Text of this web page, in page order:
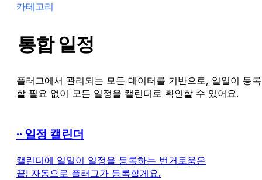
카테고리
통합 일정
플러그에서 관리되는 모든 데이터를 기반으로, 일일이 등록
할 필요 없이 모든 일정을 캘린더로 확인할 수 있어요.
∙∙ 일정 캘린더
캘린더에 일일이 일정을 등록하는 번거로움은
끝! 자동으로 플러그가 등록할게요.